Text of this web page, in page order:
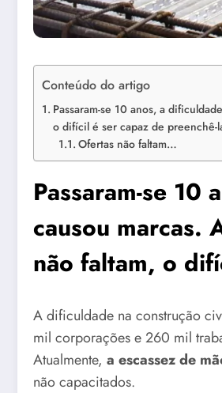
Conteúdo do artigo
Passaram-se 10 anos, a
o difícil é ser capaz de preenchê-
Ofertas não faltam…
Passaram-se 10
causou marcas.
não faltam, o
A dificuldade na construção
mil corporações e 260 mil
Atualmente, a escassez de
não capacitados.